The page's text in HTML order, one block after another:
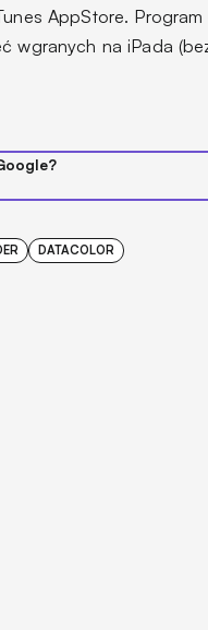
AppStore.
wgranych na iPada
DATACOLOR